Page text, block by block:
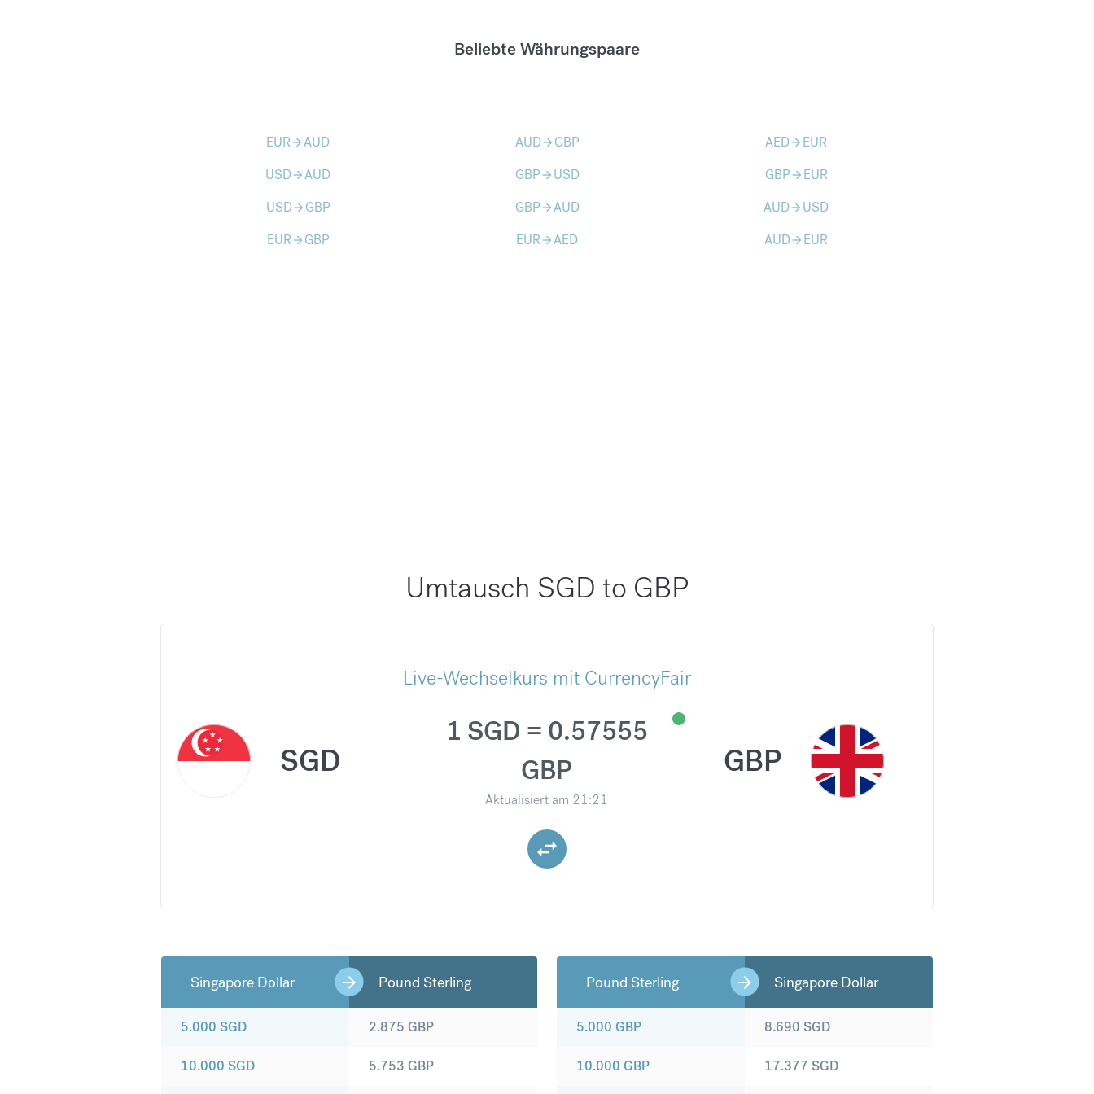
Beliebte Währungspaare
EURarrow_forwardAUD AUDarrow_forward GBP AEDarrow_forward EUR
USDarrow_forwardAUD GBParrow_forward USD GBParrow_forward EUR
USDarrow_forward GBP GBParrow_forwardAUD AUDarrow_forward USD
EURarrow_forward GBP EURarrow_forwardAED AUDarrow_forward EUR
Umtausch SGD to GBP
Live-Wechselkurs mit CurrencyFair
SGD
1 SGD = 0.57555
GBP
Aktualisiert am 21:21
GBP
Singapore Dollar Pound Sterling
5.000 SGD
10.000 SGD
2.875 GBP
5.753 GBP
Pound Sterling Singapore Dollar
5.000 GBP
10.000 GBP
8.690 SGD
17.377 SGD